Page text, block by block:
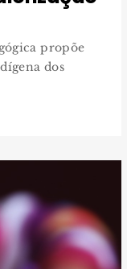
propõe
dos